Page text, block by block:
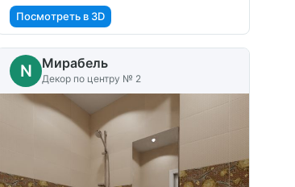
Посмотреть в 3D
N Мирабель
Декор по центру № 2